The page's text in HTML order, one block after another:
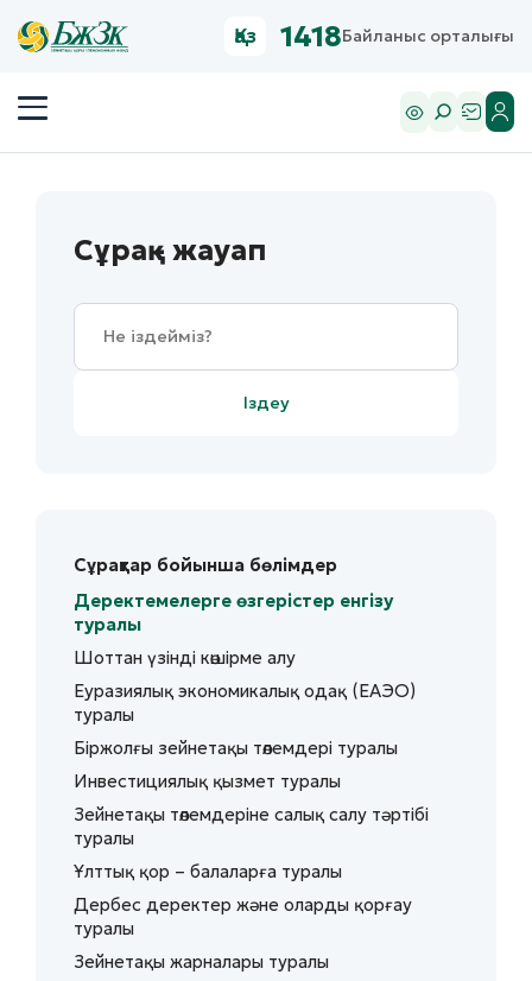
Қаз 1418Байланыс орталығы
Сұрақ - жауап
Іздеу
Сұрақтар бойынша бөлімдер
Деректемелерге өзгерістер енгізу
туралы
Шоттан үзінді көшірме алу
Еуразиялық экономикалық одақ (ЕАЭО)
туралы
Біржолғы зейнетақы төлемдері туралы
Инвестициялық қызмет туралы
Зейнетақы төлемдеріне салық салу тәртібі
туралы
Ұлттық қор – балаларға туралы
Дербес деректер және оларды қорғау
туралы
Зейнетақы жарналары туралы